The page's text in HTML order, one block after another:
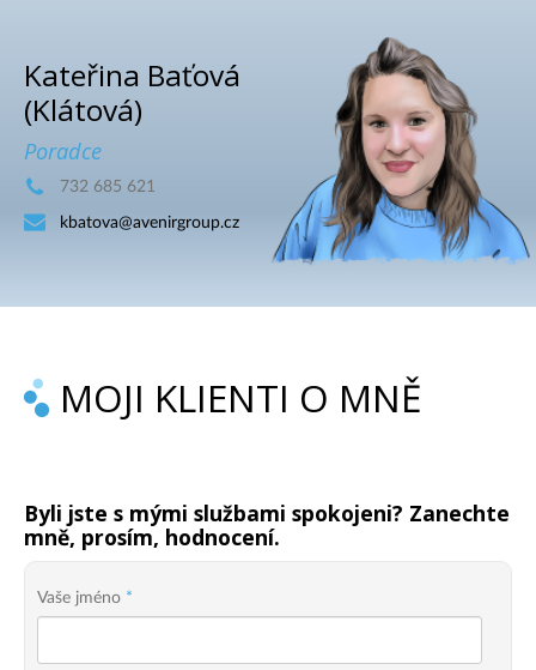
Kateřina Baťová
(Klátová)
Poradce
732 685 621
kbatova@avenirgroup.cz
MOJI KLIENTI O MNĚ
Byli jste s mými službami spokojeni? Zanechte
mně, prosím, hodnocení.
Vaše jméno *